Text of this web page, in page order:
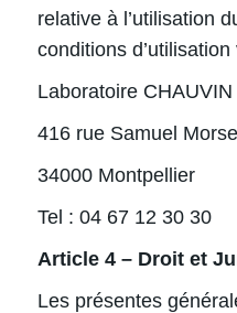
relative à l’utilisation
conditions
Laboratoire CHAUVIN
416 rue Samuel Morse
34000 Montpellier
Tel : 04 67 12 30 30
Article 4 – Droit et
Les présentes